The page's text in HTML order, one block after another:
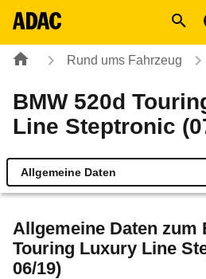
Rund ums Fahrzeug
BMW 520d
Line Steptronic
Allgemeine Daten
Technische Daten
Allgemeine Daten zum
Touring Luxury Line
06/19)